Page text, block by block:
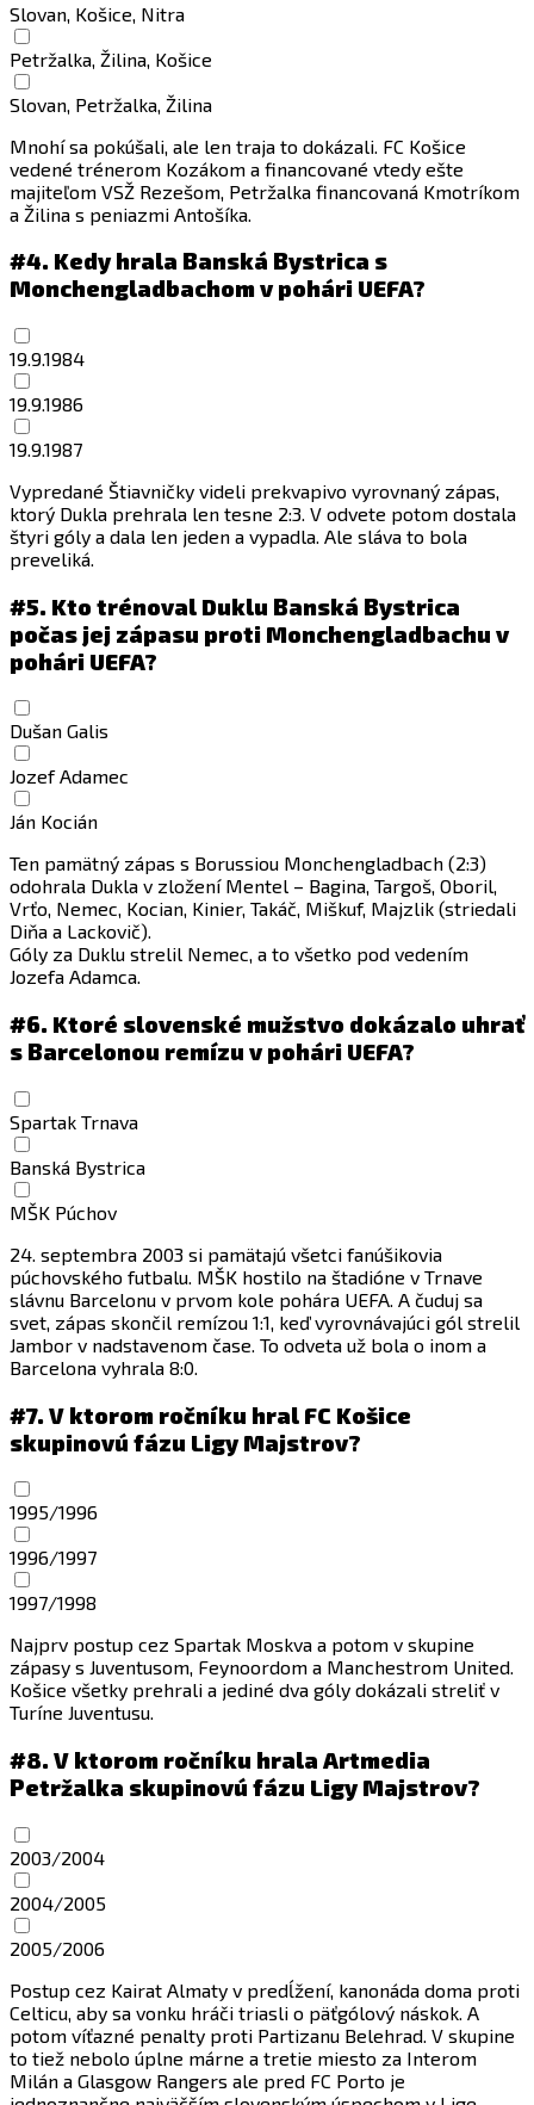
Slovan, Košice, Nitra
Petržalka, Žilina, Košice
Slovan, Petržalka, Žilina
Mnohí sa pokúšali, ale len traja to dokázali. FC Košice
vedené trénerom Kozákom a financované vtedy ešte
majiteľom VSŽ Rezešom, Petržalka financovaná Kmotríkom
a Žilina s peniazmi Antošíka.
#4. Kedy hrala Banská Bystrica s
Monchengladbachom v pohári UEFA?
19.9.1984
19.9.1986
19.9.1987
Vypredané Štiavničky videli prekvapivo vyrovnaný zápas,
ktorý Dukla prehrala len tesne 2:3. V odvete potom dostala
štyri góly a dala len jeden a vypadla. Ale sláva to bola
preveliká.
#5. Kto trénoval Duklu Banská Bystrica
počas jej zápasu proti Monchengladbachu v
pohári UEFA?
Dušan Galis
Jozef Adamec
Ján Kocián
Ten pamätný zápas s Borussiou Monchengladbach (2:3)
odohrala Dukla v zložení Mentel – Bagina, Targoš, Oboril,
Vrťo, Nemec, Kocian, Kinier, Takáč, Miškuf, Majzlik (striedali
Diňa a Lackovič).
Góly za Duklu strelil Nemec, a to všetko pod vedením
Jozefa Adamca.
#6. Ktoré slovenské mužstvo dokázalo uhrať
s Barcelonou remízu v pohári UEFA?
Spartak Trnava
Banská Bystrica
MŠK Púchov
24. septembra 2003 si pamätajú všetci fanúšikovia
púchovského futbalu. MŠK hostilo na štadióne v Trnave
slávnu Barcelonu v prvom kole pohára UEFA. A čuduj sa
svet, zápas skončil remízou 1:1, keď vyrovnávajúci gól strelil
Jambor v nadstavenom čase. To odveta už bola o inom a
Barcelona vyhrala 8:0.
#7. V ktorom ročníku hral FC Košice
skupinovú fázu Ligy Majstrov?
1995/1996
1996/1997
1997/1998
Najprv postup cez Spartak Moskva a potom v skupine
zápasy s Juventusom, Feynoordom a Manchestrom United.
Košice všetky prehrali a jediné dva góly dokázali streliť v
Turíne Juventusu.
#8. V ktorom ročníku hrala Artmedia
Petržalka skupinovú fázu Ligy Majstrov?
2003/2004
2004/2005
2005/2006
Postup cez Kairat Almaty v predĺžení, kanonáda doma proti
Celticu, aby sa vonku hráči triasli o päťgólový náskok. A
potom víťazné penalty proti Partizanu Belehrad. V skupine
to tiež nebolo úplne márne a tretie miesto za Interom
Milán a Glasgow Rangers ale pred FC Porto je